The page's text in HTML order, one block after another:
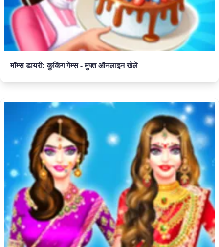
मॉम्स डायरी: कुकिंग गेम्स - मुफ्त ऑनलाइन खेलें